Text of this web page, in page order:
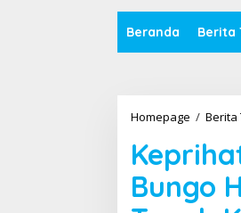
Beranda Berita
Homepage / Berita
Bungo